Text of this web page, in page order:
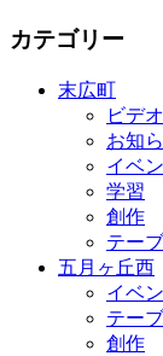
カテゴリー
末広町
ビデ
お知
イベ
学習
創作
テー
五月ヶ丘西
イベ
テー
創作